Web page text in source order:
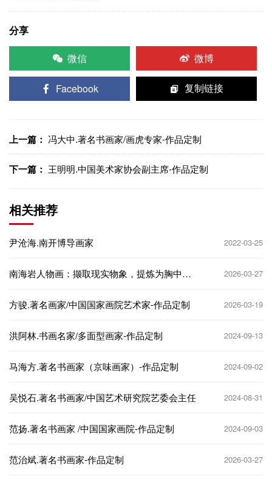
分享
微信
微博
Facebook 复制链接
上一篇： 冯大中.著名书画家/画虎专家-作品定制
下一篇： 王明明.中国美术家协会副主席-作品定制
相关推荐
尹沧海.南开博导画家 2022-03-25
南海岩人物画：撷取现实物象，提炼为胸中意
2026-03-27
方骏.著名画家/中国国家画院艺术家-作品定制 2026-03-19
洪阿林.书画名家/多面型画家-作品定制 2024-09-13
马海方.著名书画家（京味画家）-作品定制 2024-09-02
吴悦石.著名书画家/中国艺术研究院艺委会主任 2024-08-31
范扬.著名书画家 /中国国家画院-作品定制 2024-09-03
范治斌.著名书画家-作品定制 2026-03-27